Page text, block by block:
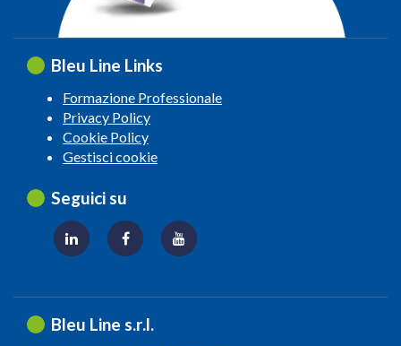
Bleu Line Links
Formazione Professionale
Privacy Policy
Cookie Policy
Gestisci cookie
Seguici su
Bleu Line s.r.l.